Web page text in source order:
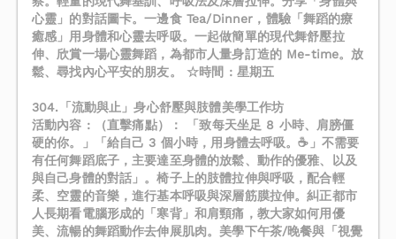
心靈」的對話圖卡。一邊食 Tea/Dinner，體驗「舞蹈的療
癒感」用身體和心靈去呼吸。一起做簡單的現代舞舒壓拉
伸、欣賞一場心靈舞蹈，為都市人量身訂造的 Me-time。放
鬆、尋找內心平安的朋友。 ☆時間 : 星期五
304.「流動與止」身心舒壓與肢體美學工作坊
活動內容 : （直擊痛點）： 「致每天坐足 8 小時、肩膀僵
硬的你。」「給自己 3 個小時，用身體去呼吸。☕️」不需要
有任何舞蹈底子，主要達至身體的放鬆、動作的優雅、以及
與自己身體的對話」。椅子上的肢體拉伸與呼吸，配合輕
柔、空靈的音樂，進行基本呼吸與深層筋膜拉伸。糾正都市
人長期看電腦形成的「寒背」和肩頸痛，教大家如何用優
美、流暢的舞蹈動作去伸展肌肉。美學下午茶/晚餐與「視覺